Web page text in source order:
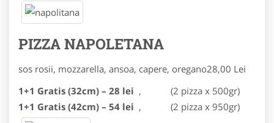
PIZZA NAPOLETANA
sos rosii, mozzarella, ansoa, capere, oregano28,00 Lei
1+1 Gratis (32cm) – 28 lei ,
(2 pizza x 500gr)
1+1 Gratis (42cm) – 54 lei , (2 pizza x 950gr)